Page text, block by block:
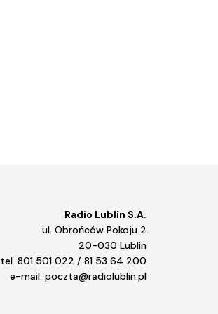
Radio Lublin S.A.
ul. Obrońców Pokoju 2
20-030 Lublin
tel. 801 501 022 / 81 53 64 200
e-mail: poczta@radiolublin.pl